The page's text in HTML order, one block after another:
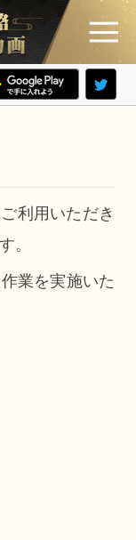
利用いただき
。
業を実施いた